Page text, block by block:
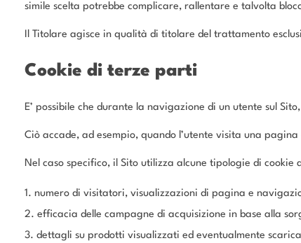
simile scelta potrebbe complicare, rallentare e talvolta
Il Titolare agisce in qualità di titolare del trattamento
Cookie di terze parti
E’ possibile che durante la navigazione di un utente sul
Ciò accade, ad esempio, quando l’utente visita una
Nel caso specifico, il Sito utilizza alcune tipologie di
numero di visitatori, visualizzazioni di pagina e
efficacia delle campagne di acquisizione in base alla
dettagli su prodotti visualizzati ed eventualmente